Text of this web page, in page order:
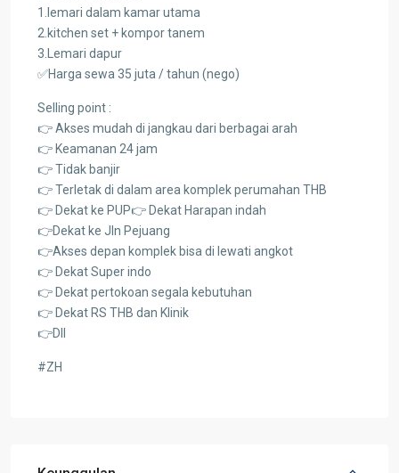
1.lemari dalam kamar utama
2.kitchen set + kompor tanem
3.Lemari dapur
✅Harga sewa 35 juta / tahun (nego)
Selling point :
👉 Akses mudah di jangkau dari berbagai arah
👉 Keamanan 24 jam
👉 Tidak banjir
👉 Terletak di dalam area komplek perumahan THB
👉 Dekat ke PUP👉 Dekat Harapan indah
👉Dekat ke Jln Pejuang
👉Akses depan komplek bisa di lewati angkot
👉 Dekat Super indo
👉 Dekat pertokoan segala kebutuhan
👉 Dekat RS THB dan Klinik
👉Dll
#ZH